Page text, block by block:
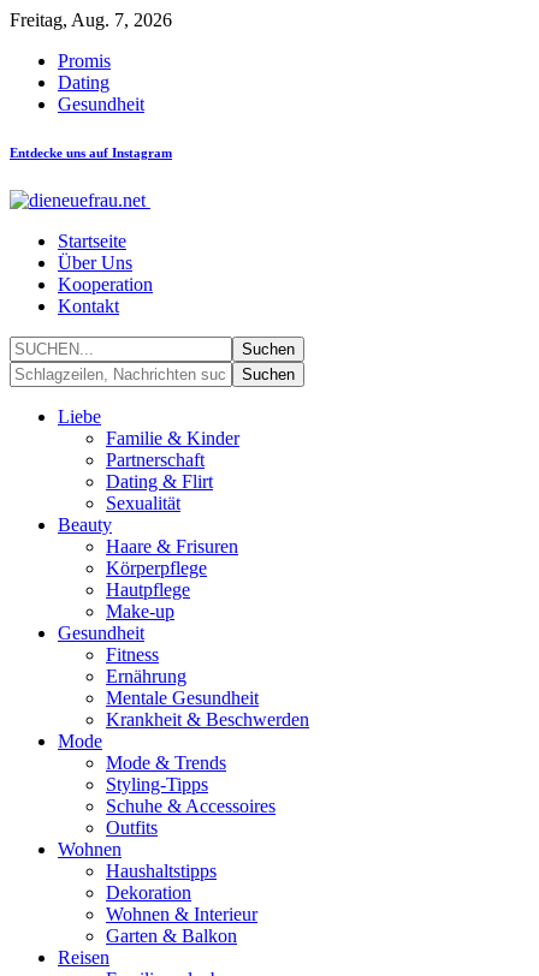
Freitag, Aug. 7, 2026
Promis
Dating
Gesundheit
Entdecke uns auf Instagram
Startseite
Über Uns
Kooperation
Kontakt
Liebe
Familie & Kinder
Partnerschaft
Dating & Flirt
Sexualität
Beauty
Haare & Frisuren
Körperpflege
Hautpflege
Make-up
Gesundheit
Fitness
Ernährung
Mentale Gesundheit
Krankheit & Beschwerden
Mode
Mode & Trends
Styling-Tipps
Schuhe & Accessoires
Outfits
Wohnen
Haushaltstipps
Dekoration
Wohnen & Interieur
Garten & Balkon
Reisen